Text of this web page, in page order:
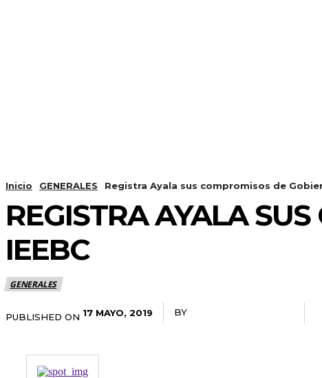
Inicio GENERALES Registra Ayala sus compromisos de
REGISTRA AYALA
IEEBC
GENERALES
PUBLISHED ON 17 MAYO, 2019 BY